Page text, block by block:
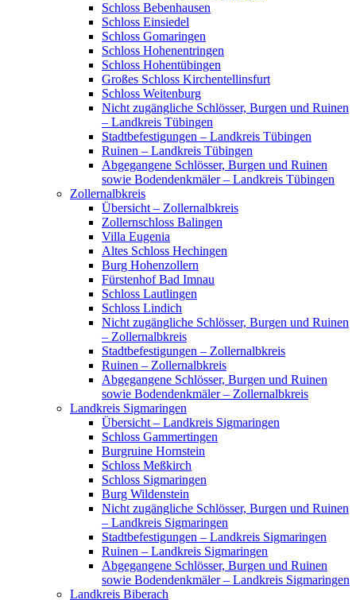
Schloss Bebenhausen
Schloss Einsiedel
Schloss Gomaringen
Schloss Hohenentringen
Schloss Hohentübingen
Großes Schloss Kirchentellinsfurt
Schloss Weitenburg
Nicht zugängliche Schlösser, Burgen und Ruinen
– Landkreis Tübingen
Stadtbefestigungen – Landkreis Tübingen
Ruinen – Landkreis Tübingen
Abgegangene Schlösser, Burgen und Ruinen
sowie Bodendenkmäler – Landkreis Tübingen
Zollernalbkreis
Übersicht – Zollernalbkreis
Zollernschloss Balingen
Villa Eugenia
Altes Schloss Hechingen
Burg Hohenzollern
Fürstenhof Bad Imnau
Schloss Lautlingen
Schloss Lindich
Nicht zugängliche Schlösser, Burgen und Ruinen
– Zollernalbkreis
Stadtbefestigungen – Zollernalbkreis
Ruinen – Zollernalbkreis
Abgegangene Schlösser, Burgen und Ruinen
sowie Bodendenkmäler – Zollernalbkreis
Landkreis Sigmaringen
Übersicht – Landkreis Sigmaringen
Schloss Gammertingen
Burgruine Hornstein
Schloss Meßkirch
Schloss Sigmaringen
Burg Wildenstein
Nicht zugängliche Schlösser, Burgen und Ruinen
– Landkreis Sigmaringen
Stadtbefestigungen – Landkreis Sigmaringen
Ruinen – Landkreis Sigmaringen
Abgegangene Schlösser, Burgen und Ruinen
sowie Bodendenkmäler – Landkreis Sigmaringen
Landkreis Biberach